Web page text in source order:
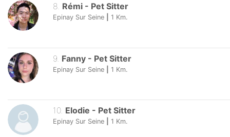
8. Rémi - Pet Sitter
Epinay Sur Seine 1 Km.
9 Fanny - Pet Sitter
Epinay Sur Seine 1 Km.
10. Elodie - Pet Sitter
Epinay Sur Seine 1 Km.